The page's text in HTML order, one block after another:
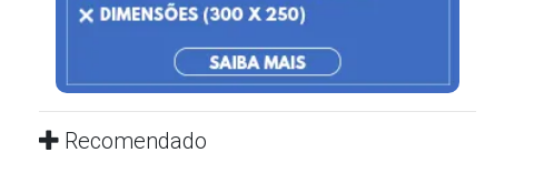
Recomendado